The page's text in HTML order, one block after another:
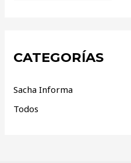
CATEGORÍAS
Sacha Informa
Todos